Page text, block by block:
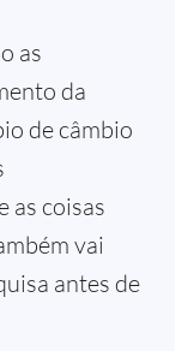
as
da
de câmbio
as coisas
vai
antes de